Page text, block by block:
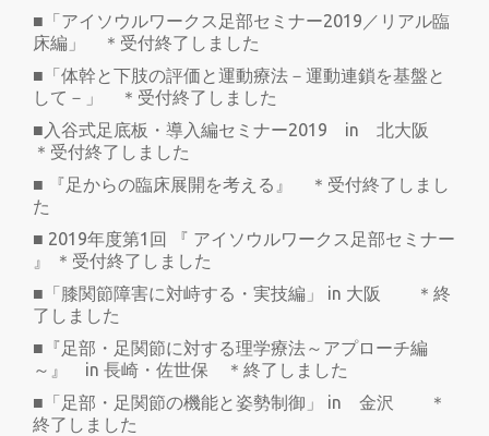
■「アイソウルワークス足部セミナー2019／リアル臨
床編」 ＊受付終了しました
■「体幹と下肢の評価と運動療法－運動連鎖を基盤と
して－」 ＊受付終了しました
■入谷式足底板・導入編セミナー2019 in 北大阪
＊受付終了しました
■ 『足からの臨床展開を考える』 ＊受付終了しまし
た
■ 2019年度第1回 『 アイソウルワークス足部セミナー
』 ＊受付終了しました
■「膝関節障害に対峙する・実技編」 in 大阪 ＊終
了しました
■『足部・足関節に対する理学療法～アプローチ編
～』 in 長崎・佐世保 ＊終了しました
■「足部・足関節の機能と姿勢制御」 in 金沢 ＊
終了しました